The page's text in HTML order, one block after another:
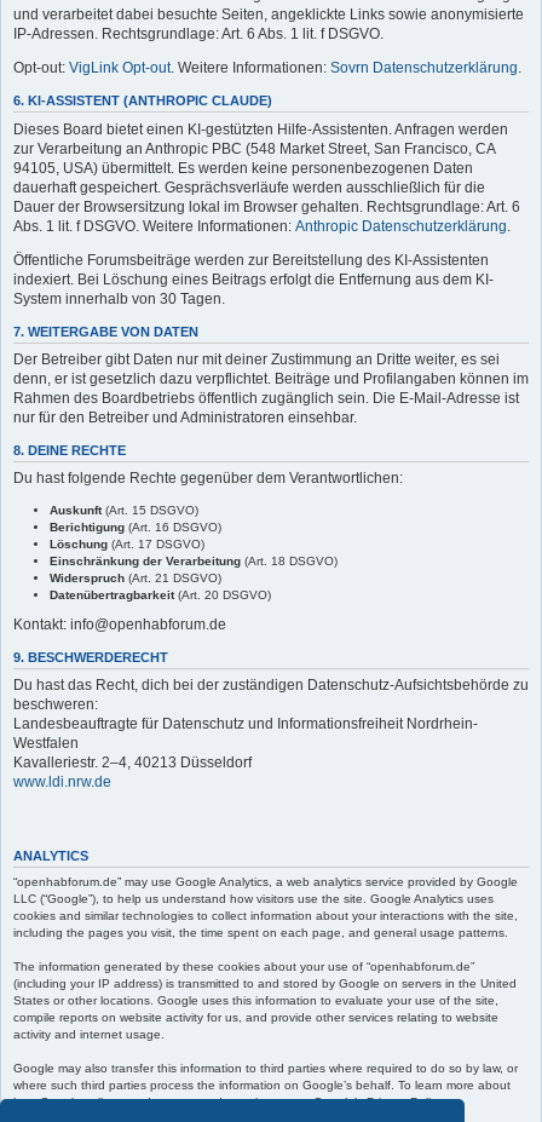
und verarbeitet dabei besuchte Seiten, angeklickte Links sowie anonymisierte
IP-Adressen. Rechtsgrundlage: Art. 6 Abs. 1 lit. f DSGVO.
Opt-out: VigLink Opt-out. Weitere Informationen: Sovrn Datenschutzerklärung.
6. KI-ASSISTENT (ANTHROPIC CLAUDE)
Dieses Board bietet einen KI-gestützten Hilfe-Assistenten. Anfragen werden
zur Verarbeitung an Anthropic PBC (548 Market Street, San Francisco, CA
94105, USA) übermittelt. Es werden keine personenbezogenen Daten
dauerhaft gespeichert. Gesprächsverläufe werden ausschließlich für die
Dauer der Browsersitzung lokal im Browser gehalten. Rechtsgrundlage: Art. 6
Abs. 1 lit. f DSGVO. Weitere Informationen: Anthropic Datenschutzerklärung
Öffentliche Forumsbeiträge werden zur Bereitstellung des KI-Assistenten
indexiert. Bei Löschung eines Beitrags erfolgt die Entfernung aus dem KI-
System innerhalb von 30 Tagen.
7. WEITERGABE VON DATEN
Der Betreiber gibt Daten nur mit deiner Zustimmung an Dritte weiter, es sei
denn, er ist gesetzlich dazu verpflichtet. Beiträge und Profilangaben können im
Rahmen des Boardbetriebs öffentlich zugänglich sein. Die E-Mail-Adresse ist
nur für den Betreiber und Administratoren einsehbar.
8. DEINE RECHTE
Du hast folgende Rechte gegenüber dem Verantwortlichen:
Auskunft(Art. 15 DSGVO)
Berichtigung (Art. 16 DSGVO)
Löschung (Art. 17 DSGVO)
Einschränkung der Verarbeitung (Art. 18 DSGVO)
Widerspruch (Art. 21 DSGVO)
Datenübertragbarkeit(Art. 20 DSGVO)
Kontakt: info@openhabforum.de
9. BESCHWERDERECHT
Du hast das Recht, dich bei der zuständigen Datenschutz-Aufsichtsbehörde zu
beschweren:
Landesbeauftragte für Datenschutz und Informationsfreiheit Nordrhein-
Westfalen
Kavalleriestr. 2–4, 40213 Düsseldorf
www.ldi.nrw.de
ANALYTICS
“openhabforum.de” may use Google Analytics, a web analytics service provided by Google
LLC (“Google”), to help us understand how visitors use the site. Google Analytics uses
cookies and similar technologies to collect information about your interactions with the site,
including the pages you visit, the time spent on each page, and general usage patterns.
The information generated by these cookies about your use of “openhabforum.de”
(including your IP address) is transmitted to and stored by Google on servers in the United
States or other locations. Google uses this information to evaluate your use of the site,
compile reports on website activity for us, and provide other services relating to website
activity and internet usage.
Google may also transfer this information to third parties where required to do so by law, or
where such third parties process the information on Google’s behalf. To learn more about
how Google collects and processes data, please see Google’s Privacy Policy at: